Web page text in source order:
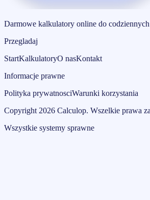
Darmowe kalkulatory online do
Przegladaj
StartKalkulatoryO nasKontakt
Informacje prawne
Polityka prywatnosciWarunki korzystania
Copyright 2026 Calculop. Wszelkie prawa
Wszystkie systemy sprawne